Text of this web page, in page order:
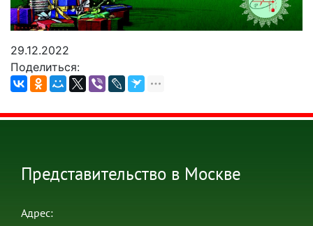
29.12.2022
Поделиться:
Представительство в Москве
Адрес: